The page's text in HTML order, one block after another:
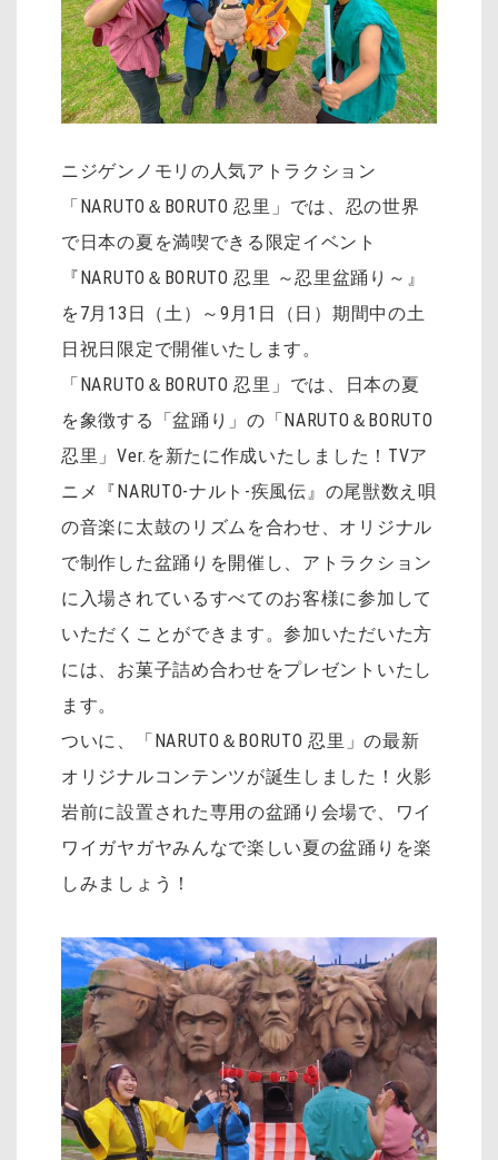
ニジゲンノモリの人気アトラクション
「NARUTO＆BORUTO 忍里」では、忍の世界
で日本の夏を満喫できる限定イベント
『NARUTO＆BORUTO 忍里 ～忍里盆踊り～』
を7月13日（土）～9月1日（日）期間中の土
日祝日限定で開催いたします。
「NARUTO＆BORUTO 忍里」では、日本の夏
を象徴する「盆踊り」の「NARUTO＆BORUTO
忍里」Ver.を新たに作成いたしました！TVア
ニメ『NARUTO-ナルト-疾風伝』の尾獣数え唄
の音楽に太鼓のリズムを合わせ、オリジナル
で制作した盆踊りを開催し、アトラクション
に入場されているすべてのお客様に参加して
いただくことができます。参加いただいた方
には、お菓子詰め合わせをプレゼントいたし
ます。
ついに、「NARUTO＆BORUTO 忍里」の最新
オリジナルコンテンツが誕生しました！火影
岩前に設置された専用の盆踊り会場で、ワイ
ワイガヤガヤみんなで楽しい夏の盆踊りを楽
しみましょう！